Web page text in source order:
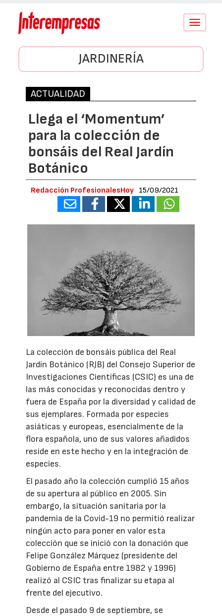
Conmutar
JARDINERÍA
ACTUALIDAD
Llega el ‘Momentum’
para la colección de
bonsáis del Real Jardín
Botánico
Redacción ProfesionalesHoy 15/09/2021
La colección de bonsáis pública del Real
Jardín Botánico (RJB) del Consejo Superior de
Investigaciones Científicas (CSIC) es una de
las más conocidas y reconocidas dentro y
fuera de España por la diversidad y calidad de
sus ejemplares. Formada por especies
asiáticas y europeas, esencialmente de la
flora española, uno de sus valores añadidos
reside en este hecho y en la integración de
especies.
El pasado año la colección cumplió 15 años
de su apertura al público en 2005. Sin
embargo, la situación sanitaria por la
pandemia de la Covid-19 no permitió realizar
ningún acto para poner en valor esta
colección que se inició con la donación que
Felipe González Márquez (presidente del
Gobierno de España entre 1982 y 1996)
realizó al CSIC tras finalizar su etapa al
frente del ejecutivo.
Desde el pasado 9 de septiembre, se